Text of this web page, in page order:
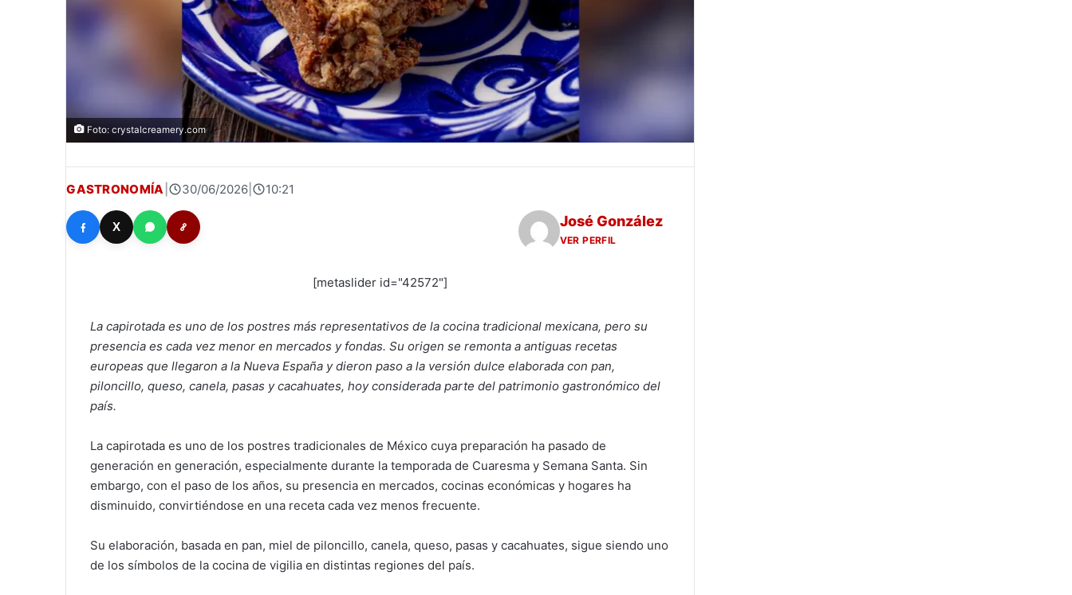
Foto: crystalcreamery.com
GASTRONOMÍA 30/06/2026| 10:21
X José González
VER PERFIL
[metaslider id="42572"]
La capirotada es uno de los postres más representativos de la cocina tradicional mexicana, pero su
presencia es cada vez menor en mercados y fondas. Su origen se remonta a antiguas recetas
europeas que llegaron a la Nueva España y dieron paso a la versión dulce elaborada con pan,
piloncillo, queso, canela, pasas y cacahuates, hoy considerada parte del patrimonio gastronómico del
país.
La capirotada es uno de los postres tradicionales de México cuya preparación ha pasado de
generación en generación, especialmente durante la temporada de Cuaresma y Semana Santa. Sin
embargo, con el paso de los años, su presencia en mercados, cocinas económicas y hogares ha
disminuido, convirtiéndose en una receta cada vez menos frecuente.
Su elaboración, basada en pan, miel de piloncillo, canela, queso, pasas y cacahuates, sigue siendo uno
de los símbolos de la cocina de vigilia en distintas regiones del país.